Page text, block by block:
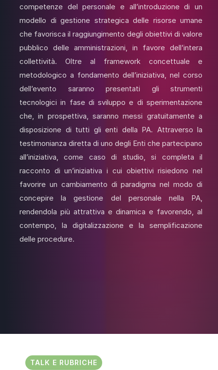
competenze del personale e all’introduzione di un
modello di gestione strategica delle risorse umane
che favorisca il raggiungimento degli obiettivi di valore
pubblico delle amministrazioni, in favore dell’intera
collettività. Oltre al framework concettuale e
metodologico a fondamento dell’iniziativa, nel corso
dell’evento saranno presentati gli strumenti
tecnologici in fase di sviluppo e di sperimentazione
che, in prospettiva, saranno messi gratuitamente a
disposizione di tutti gli enti della PA. Attraverso la
testimonianza diretta di uno degli Enti che partecipano
all’iniziativa, come caso di studio, si completa il
racconto di un’iniziativa i cui obiettivi risiedono nel
favorire un cambiamento di paradigma nel modo di
concepire la gestione del personale nella PA,
rendendola più attrattiva e dinamica e favorendo, al
contempo, la digitalizzazione e la semplificazione
delle procedure.
TALK E RUBRICHE